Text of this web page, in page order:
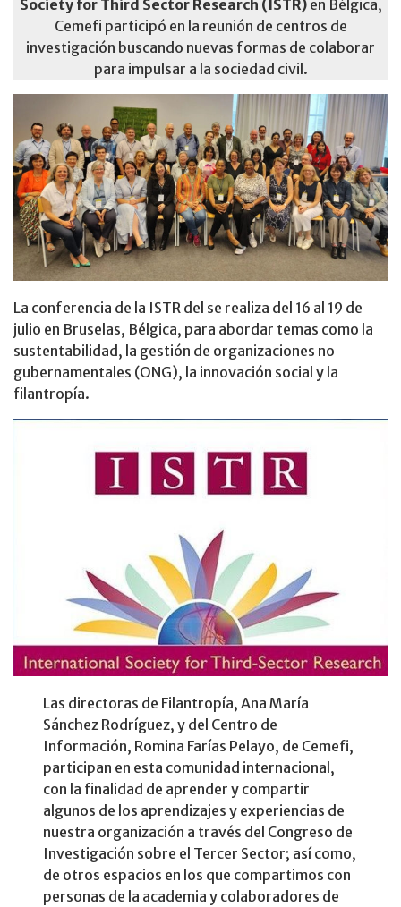
Society for Third Sector Research (ISTR)en Bélgica,
Cemefi participó en la reunión de centros de
investigación buscando nuevas formas de colaborar
para impulsar a la sociedad civil.
La conferencia de la ISTR del se realiza del 16 al 19 de
julio en Bruselas, Bélgica, para abordar temas como la
sustentabilidad, la gestión de organizaciones no
gubernamentales (ONG), la innovación social y la
filantropía.
Las directoras de Filantropía, Ana María
Sánchez Rodríguez, y del Centro de
Información, Romina Farías Pelayo, de Cemefi,
participan en esta comunidad internacional,
con la finalidad de aprender y compartir
algunos de los aprendizajes y experiencias de
nuestra organización a través del Congreso de
Investigación sobre el Tercer Sector; así como,
de otros espacios en los que compartimos con
personas de la academia y colaboradores de